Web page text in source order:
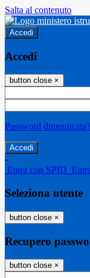
Salta al contenuto
Accedi
Accedi
button close ×
Password dimenticata?
-
Entra con SPID
Seleziona utente
button close ×
Recupero
button close ×